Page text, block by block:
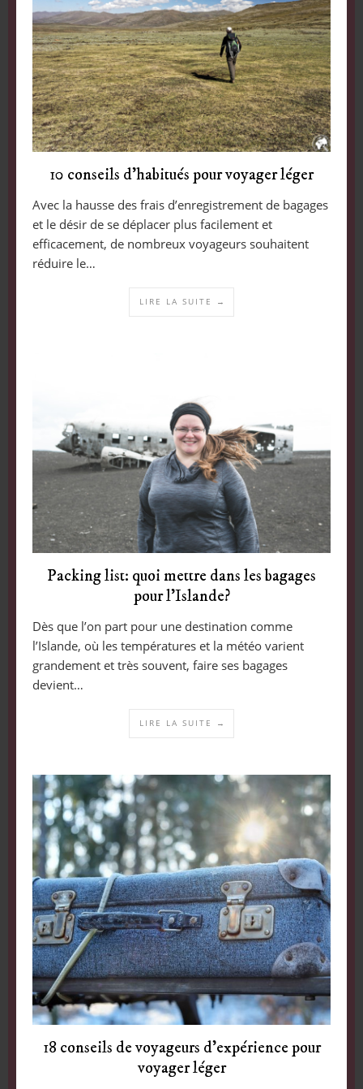
10 conseils d’habitués pour voyager léger
Avec la hausse des frais d’enregistrement de bagages
et le désir de se déplacer plus facilement et
efficacement, de nombreux voyageurs souhaitent
réduire le…
LIRE LA SUITE →
Packing list: quoi mettre dans les bagages
pour l’Islande?
Dès que l’on part pour une destination comme
l’Islande, où les températures et la météo varient
grandement et très souvent, faire ses bagages
devient…
LIRE LA SUITE →
18 conseils de voyageurs d’expérience pour
voyager léger